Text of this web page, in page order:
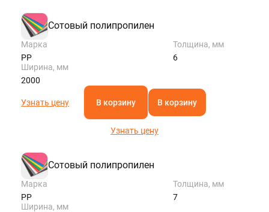
Сотовый полипропилен
Марка
PP
Толщина, мм
6
Ширина, мм
2000
Узнать цену В корзину В корзину
Узнать цену
Сотовый полипропилен
Марка
PP
Толщина, мм
7
Ширина, мм